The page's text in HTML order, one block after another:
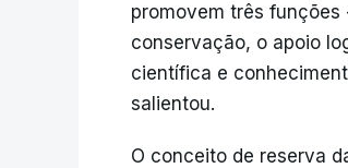
promovem três
conservação, o apoio
científica e
salientou.
O conceito de reserva